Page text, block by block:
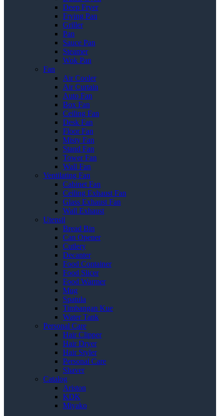
Deep Fryer
Frying Pan
Griller
Pan
Sauce Pan
Steamer
Wok Pan
Fan
Air Cooler
Air Curtain
Auto Fan
Box Fan
Ceiling Fan
Desk Fan
Floor Fan
Misty Fan
Stand Fan
Tower Fan
Wall Fan
Ventilating Fan
Cabinet Fan
Ceiling Exhaust Fan
Glass Exhaust Fan
Wall Exhaust
Utensil
Bread Bin
Can Opener
Cutlery
Decanter
Food Container
Food Slicer
Food Warmer
Mug
Spatula
Timbangan Kue
Water Tank
Personal Care
Hair Clipper
Hair Dryer
Hair Styler
Personal Care
Shaver
Catalog
Ariston
KDK
Miyako